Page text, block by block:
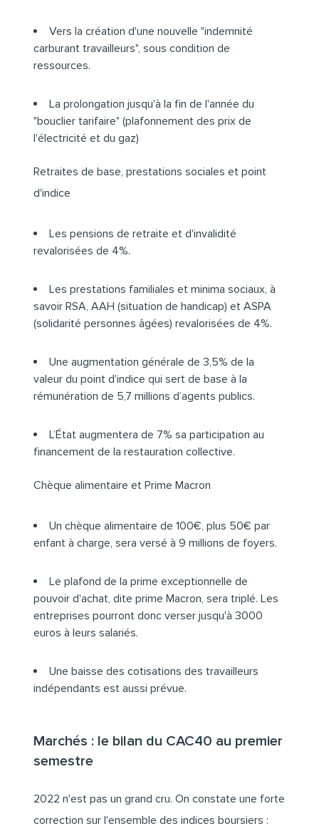
Vers la création d'une nouvelle "indemnité
carburant travailleurs", sous condition de
ressources.
La prolongation jusqu'à la fin de l'année du
"bouclier tarifaire" (plafonnement des prix de
l'électricité et du gaz)
Retraites de base, prestations sociales et point
d'indice
Les pensions de retraite et d'invalidité
revalorisées de 4%.
Les prestations familiales et minima sociaux, à
savoir RSA, AAH (situation de handicap) et ASPA
(solidarité personnes âgées) revalorisées de 4%.
Une augmentation générale de 3,5% de la
valeur du point d'indice qui sert de base à la
rémunération de 5,7 millions d’agents publics.
L’État augmentera de 7% sa participation au
financement de la restauration collective.
Chèque alimentaire et Prime Macron
Un chèque alimentaire de 100€, plus 50€ par
enfant à charge, sera versé à 9 millions de foyers.
Le plafond de la prime exceptionnelle de
pouvoir d'achat, dite prime Macron, sera triplé. Les
entreprises pourront donc verser jusqu'à 3000
euros à leurs salariés.
Une baisse des cotisations des travailleurs
indépendants est aussi prévue.
Marchés : le bilan du CAC40 au premier
semestre
2022 n'est pas un grand cru. On constate une forte
correction sur l'ensemble des indices boursiers :